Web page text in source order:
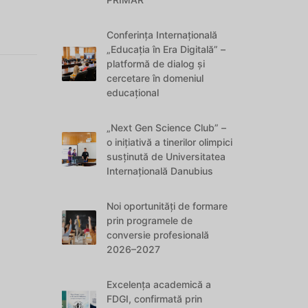
Conferința Internațională
„Educația în Era Digitală” –
platformă de dialog și
cercetare în domeniul
educațional
„Next Gen Science Club” –
o inițiativă a tinerilor olimpici
susținută de Universitatea
Internațională Danubius
Noi oportunități de formare
prin programele de
conversie profesională
2026–2027
Excelența academică a
FDGI, confirmată prin